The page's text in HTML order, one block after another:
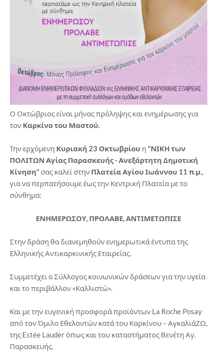
Ο Οκτώβριος είναι μήνας πρόληψης και ενημέρωσης για
τον Καρκίνο του Μαστού.
Την ερχόμενη Κυριακή 23 Οκτωβρίου η "ΝΙΚΗ των
ΠΟΛΙΤΩΝ Αγίας Παρασκευής - Ανεξάρτητη Δημοτική
Κίνηση" σας καλεί στην Πλατεία Αγίου Ιωάννου 11 π.μ.,
για να περπατήσουμε έως την Κεντρική Πλατεία με το
σύνθημα:
ΕΝΗΜΕΡΩΣΟΥ, ΠΡΟΛΑΒΕ, ΑΝΤΙΜΕΤΩΠΙΣΕ
Στην δράση θα διανεμηθούν ενημερωτικά έντυπα της
Ελληνικής Αντικαρκινικής Εταιρείας.
Συμμετέχει ο Σύλλογος κοινωνικών δράσεων για την υγεία
και το περιβάλλον «Καλλιστώ».
Και με την ευγενική προσφορά προϊόντων La Roche Posay
από τον Όμιλο Εθελοντών κατά του Καρκίνου – ΑγκαλιάΖΩ,
της Estée Lauder όπως και του καταστήματος Βενέτη Αγ.
Παρασκευής.